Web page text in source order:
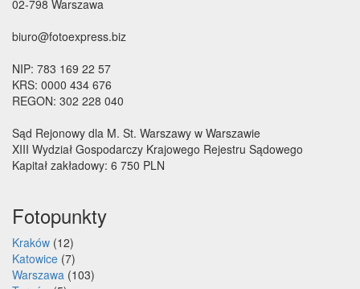
02-798 Warszawa
biuro@fotoexpress.biz
NIP: 783 169 22 57
KRS: 0000 434 676
REGON: 302 228 040
Sąd Rejonowy dla M. St. Warszawy w Warszawie
XIII Wydział Gospodarczy Krajowego Rejestru Sądowego
Kapitał zakładowy: 6 750 PLN
Fotopunkty
Kraków (12)
Katowice (7)
Warszawa (103)